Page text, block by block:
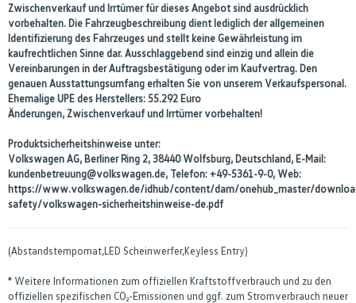
Zwischenverkauf und Irrtümer für dieses Angebot sind ausdrücklich
vorbehalten. Die Fahrzeugbeschreibung dient lediglich der allgemeinen
Identifizierung des Fahrzeuges und stellt keine Gewährleistung im
kaufrechtlichen Sinne dar. Ausschlaggebend sind einzig und allein die
Vereinbarungen in der Auftragsbestätigung oder im Kaufvertrag. Den
genauen Ausstattungsumfang erhalten Sie von unserem Verkaufspersonal.
Ehemalige UPE des Herstellers: 55.292 Euro
Änderungen, Zwischenverkauf und Irrtümer vorbehalten!
Produktsicherheitshinweise unter:
Volkswagen AG, Berliner Ring 2, 38440 Wolfsburg, Deutschland, E-Mail:
kundenbetreuung@volkswagen.de, Telefon: +49-5361-9-0, Web:
https://www.volkswagen.de/idhub/content/dam/onehub_master/
safety/volkswagen-sicherheitshinweise-de.pdf
(Abstandstempomat,LED Scheinwerfer,Keyless Entry)
* Weitere Informationen zum offiziellen Kraftstoffverbrauch und zu den
offiziellen spezifischen CO₂-Emissionen und ggf. zum Stromverbrauch neuer